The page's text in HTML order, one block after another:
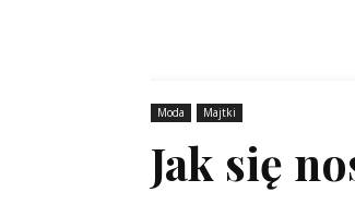
Moda Majtki
Jak się